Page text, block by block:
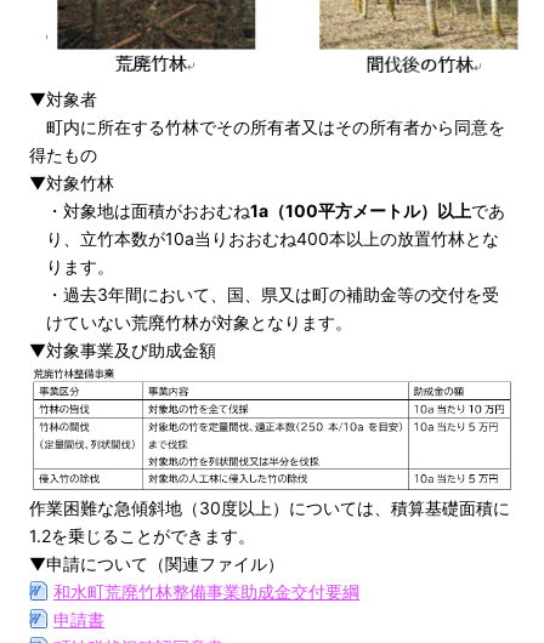
▼対象者
町内に所在する竹林でその所有者又はその所有者から同意を
得たもの
▼対象竹林
・対象地は面積がおおむね1a（100平方メートル）以上であ
り、立竹本数が10a当りおおむね400本以上の放置竹林とな
ります。
・過去3年間において、国、県又は町の補助金等の交付を受
けていない荒廃竹林が対象となります。
▼対象事業及び助成金額
作業困難な急傾斜地（30度以上）については、積算基礎面積に
1.2を乗じることができます。
▼申請について（関連ファイル）
和水町荒廃竹林整備事業助成金交付要綱
申請書